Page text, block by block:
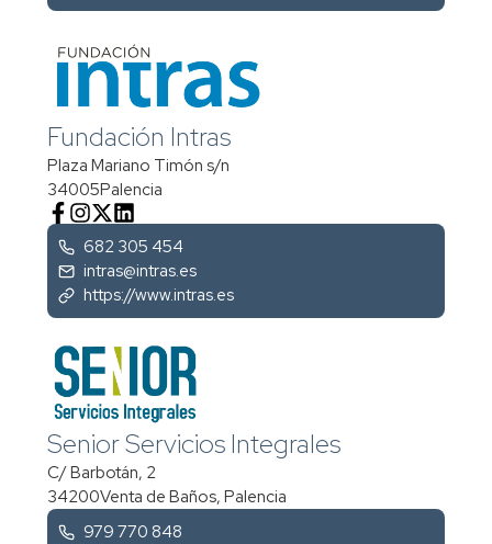
Fundación Intras
Plaza Mariano Timón s/n
34005Palencia
682 305 454
intras@intras.es
https://www.intras.es
Senior Servicios Integrales
C/ Barbotán, 2
34200Venta de Baños, Palencia
979 770 848